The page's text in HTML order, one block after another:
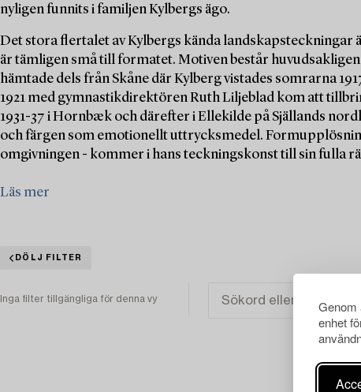
Genom
enhet
nyligen funnits i familjen Kylbergs ägo.
Det stora flertalet av Kylbergs kända landskapsteckningar
är tämligen små till formatet. Motiven består
hämtade dels från Skåne där Kylberg vistades somrarna
1921 med gymnastikdirektören Ruth Liljeblad kom att
1931-37 i Hornbæk och därefter i Ellekilde på Själlands
och färgen som emotionellt uttrycksmedel.
omgivningen - kommer i hans teckningskonst till sin fulla
Läs mer
DÖLJ FILTER
Inga filter tillgängliga för denna vy